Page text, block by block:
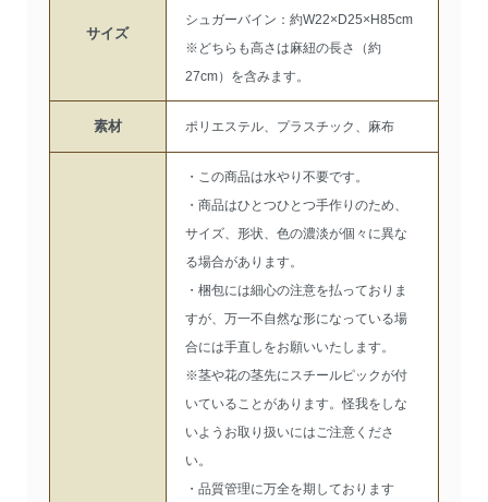
サイズ
シュガーバイン：約W22×D25×H85cm
※どちらも高さは麻紐の長さ（約
27cm）を含みます。
素材 ポリエステル、プラスチック、麻布
・この商品は水やり不要です。
・商品はひとつひとつ手作りのため、
サイズ、形状、色の濃淡が個々に異な
る場合があります。
・梱包には細心の注意を払っておりま
すが、万一不自然な形になっている場
合には手直しをお願いいたします。
※茎や花の茎先にスチールピックが付
いていることがあります。怪我をしな
いようお取り扱いにはご注意くださ
い。
・品質管理に万全を期しております